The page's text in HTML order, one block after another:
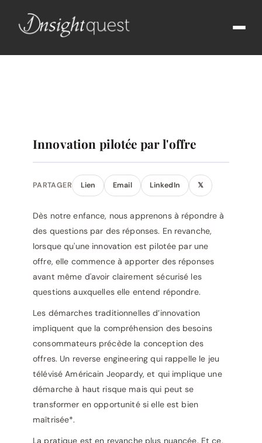
Innovation pilotée par l'offre
PARTAGER Lien Email LinkedIn 𝕏
Dès notre enfance, nous apprenons à répondre à
des questions par des réponses. En revanche,
lorsque qu'une innovation est pilotée par une
offre, elle commence à apporter des réponses
avant même d'avoir clairement sécurisé les
questions auxquelles elle entend répondre.
Les démarches traditionnelles d’innovation
impliquent que la compréhension des besoins
consommateurs précède la conception des
offres. Un reverse engineering qui rappelle le jeu
télévisé Américain Jeopardy, et qui implique une
démarche à haut risque mais qui peut se
transformer en opportunité si elle est bien
maîtrisée*.
La pratique est en revanche plus nuancée. Et ce,